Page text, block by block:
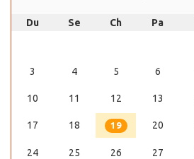
Du Se Ch Pa
3 4 5 6
10 11 12 13
17 18 19 20
24 25 26 27